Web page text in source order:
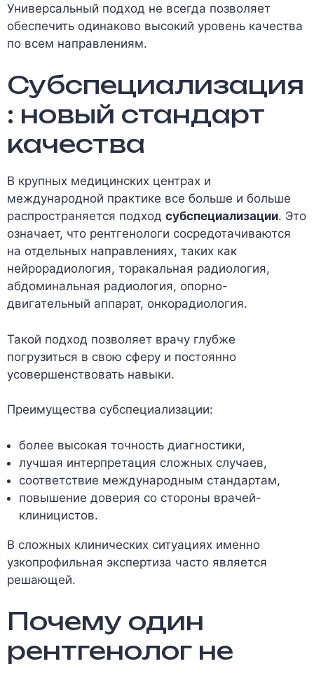
Универсальный подход не всегда позволяет
обеспечить одинаково высокий уровень качества
по всем направлениям.
Субспециализация
: новый стандарт
качества
В крупных медицинских центрах и
международной практике все больше и больше
распространяется подход субспециализации. Это
означает, что рентгенологи сосредотачиваются
на отдельных направлениях, таких как
нейрорадиология, торакальная радиология,
абдоминальная радиология, опорно-
двигательный аппарат, онкорадиология.
Такой подход позволяет врачу глубже
погрузиться в свою сферу и постоянно
усовершенствовать навыки.
Преимущества субспециализации:
более высокая точность диагностики,
лучшая интерпретация сложных случаев,
соответствие международным стандартам,
повышение доверия со стороны врачей-
клиницистов.
В сложных клинических ситуациях именно
узкопрофильная экспертиза часто является
решающей.
Почему один
рентгенолог не